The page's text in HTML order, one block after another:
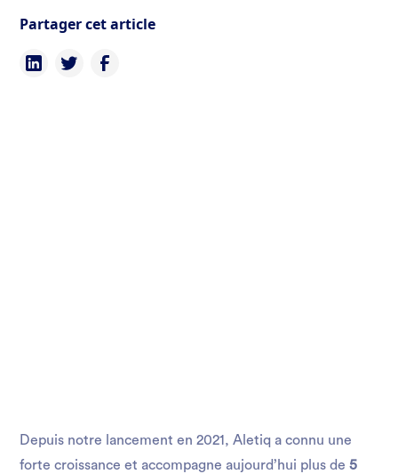
Partager cet article
Depuis notre lancement en 2021, Aletiq a connu une
forte croissance et accompagne aujourd’hui plus de5